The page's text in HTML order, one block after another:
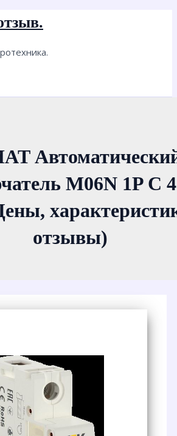
M06N 1P C
отзывы)